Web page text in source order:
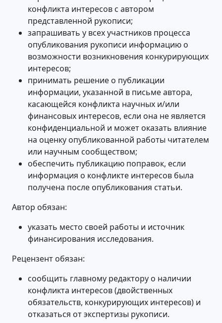
конфликта интересов с автором
представленной рукописи;
запрашивать у всех участников процесса
опубликования рукописи информацию о
возможности возникновения конкурирующих
интересов;
принимать решение о публикации
информации, указанной в письме автора,
касающейся конфликта научных и/или
финансовых интересов, если она не является
конфиденциальной и может оказать влияние
на оценку опубликованной работы читателем
или научным сообществом;
обеспечить публикацию поправок, если
информация о конфликте интересов была
получена после опубликования статьи.
Автор обязан:
указать место своей работы и источник
финансирования исследования.
Рецензент обязан:
сообщить главному редактору о наличии
конфликта интересов (двойственных
обязательств, конкурирующих интересов) и
отказаться от экспертизы рукописи.